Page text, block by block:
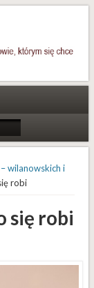
wilanowskich i
robi
się robi